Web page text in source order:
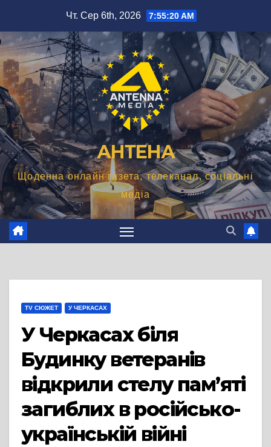
вмісту
Чт. Сер 6th, 2026 7:55:21 AM
АНТЕНА
Щоденна онлайн газета, телеканал, соціальні
медіа
TV СЮЖЕТ У ЧЕРКАСАХ
У Черкасах біля
Будинку ветеранів
відкрили стелу пам’яті
загиблих в російсько-
українській війні